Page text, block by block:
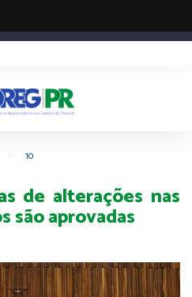
10
de alterações nas
são aprovadas